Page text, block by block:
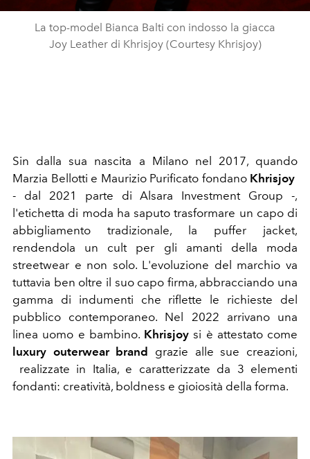
La top-model Bianca Balti con indosso la giacca
Joy Leather di Khrisjoy (Courtesy Khrisjoy)
Sin dalla sua nascita a Milano nel 2017, quando
Marzia Bellotti e Maurizio Purificato fondano Khrisjoy
-
dal 2021 parte di Alsara Investment Group -,
l'etichetta di moda ha saputo trasformare un capo di
abbigliamento tradizionale, la puffer jacket,
rendendola un cult per gli amanti della moda
streetwear e non solo. L'evoluzione del marchio va
tuttavia ben oltre il suo capo firma, abbracciando una
gamma di indumenti che riflette le richieste del
pubblico contemporaneo. Nel 2022 arrivano una
linea uomo e bambino. Khrisjoy si è attestato come
luxury outerwear brand
grazie alle sue creazioni,
realizzate in Italia, e caratterizzate da 3 elementi
fondanti: creatività, boldness e gioiosità della forma.